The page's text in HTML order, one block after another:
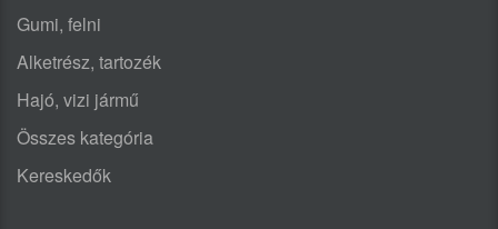
Gumi, felni
Alketrész, tartozék
Hajó, vizi jármű
Összes kategória
Kereskedők